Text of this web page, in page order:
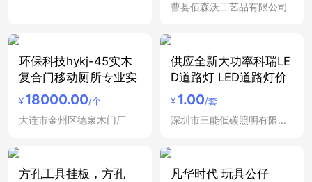
曹县佰森沃工艺品有限公司
环保科技hykj-45实木
复合门移动厕所专业实
¥18000.00/个
大连市金州区德泉木门厂
供应全新大功率科瑞LE
D道路灯 LED道路灯价
¥ 1.00/套
深圳市三能低碳照明有限公司
方孔工具挂板，方孔
凡华时代 玩具公仔